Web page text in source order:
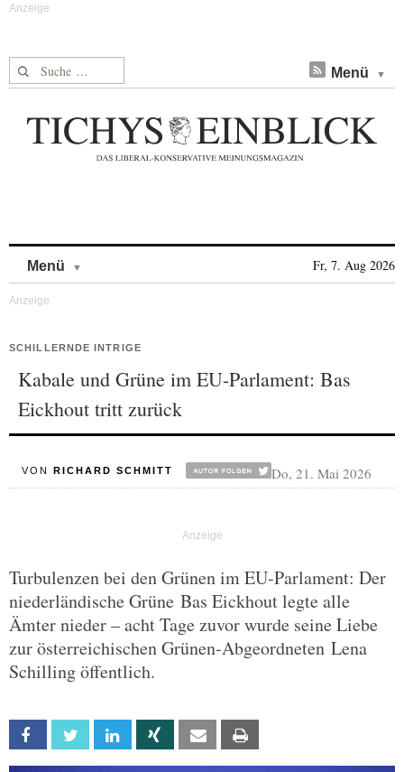
Suche nach: Menü
Menü Fr, 7. Aug 2026
SCHILLERNDE INTRIGE
Kabale und Grüne im EU-Parlament: Bas
Eickhout tritt zurück
VON RICHARD SCHMITT Do, 21. Mai 2026
Turbulenzen bei den Grünen im EU-Parlament: Der
niederländische Grüne Bas Eickhout legte alle
Ämter nieder – acht Tage zuvor wurde seine Liebe
zur österreichischen Grünen-Abgeordneten Lena
Schilling öffentlich.
Facebook Twitter Linkedin Xing Email